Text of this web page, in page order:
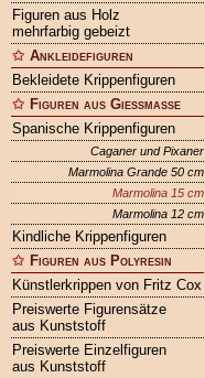
Figuren aus Holz
mehrfarbig gebeizt
Ankleidefiguren
Bekleidete Krippenfiguren
Figuren aus Gießmasse
Spanische Krippenfiguren
Caganer und Pixaner
Marmolina Grande 50 cm
Marmolina 15 cm
Marmolina 12 cm
Kindliche Krippenfiguren
Figuren aus Polyresin
Künstlerkrippen von Fritz Cox
Preiswerte Figurensätze
aus Kunststoff
Preiswerte Einzelfiguren
aus Kunststoff